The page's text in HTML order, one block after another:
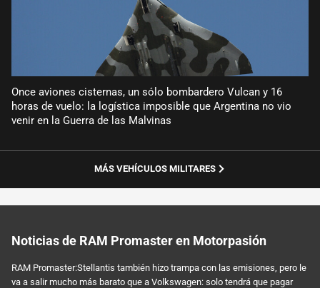
Once aviones cisternas, un sólo bombardero Vulcan y 16
horas de vuelo: la logística imposible que Argentina no vio
venir en la Guerra de las Malvinas
MÁS VEHÍCULOS MILITARES
Noticias de RAM Promaster en Motorpasión
RAM Promaster:Stellantis también hizo trampa con las emisiones, pero le
va a salir mucho más barato que a Volkswagen: solo tendrá que pagar